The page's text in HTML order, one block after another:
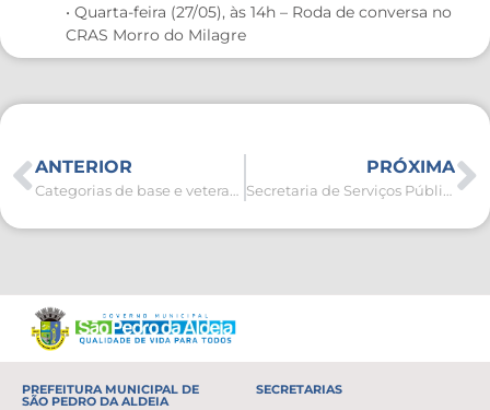
• Quarta-feira (27/05), às 14h – Roda de conversa no
CRAS Morro do Milagre
ANTERIOR PRÓXIMA
PREFEITURA MUNICIPAL DE
SÃO PEDRO DA ALDEIA
SECRETARIAS